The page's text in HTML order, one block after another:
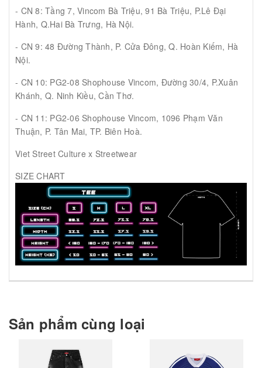
- CN 8: Tầng 7, Vincom Bà Triệu, 91 Bà Triệu, P.Lê Đại
Hành, Q.Hai Bà Trưng, Hà Nội.
- CN 9: 48 Đường Thành, P. Cửa Đông, Q. Hoàn Kiếm, Hà
Nội.
- CN 10: PG2-08 Shophouse Vincom, Đường 30/4, P.Xuân
Khánh, Q. Ninh Kiều, Cần Thơ.
- CN 11: PG2-06 Shophouse Vincom, 1096 Phạm Văn
Thuận, P. Tân Mai, TP. Biên Hoà.
Viet Street Culture x Streetwear
SIZE CHART
Sản phẩm cùng loại